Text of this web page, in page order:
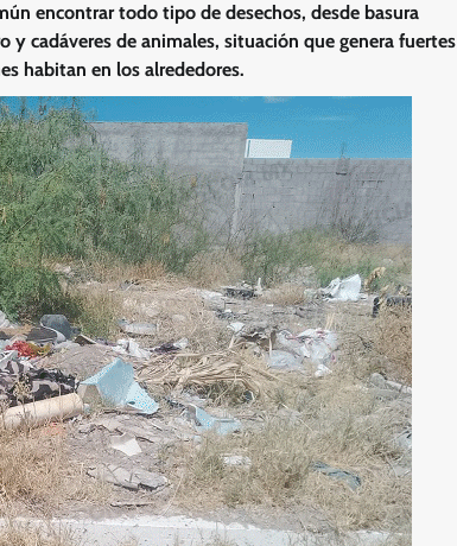
encontrar todo tipo de desechos, desde basura
cadáveres de animales, situación que genera fuertes
habitan en los alrededores.